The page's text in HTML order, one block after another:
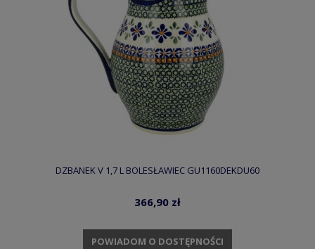
DZBANEK V 1,7 L BOLESŁAWIEC GU1160DEKDU60
366,90 zł
POWIADOM O DOSTĘPNOŚCI